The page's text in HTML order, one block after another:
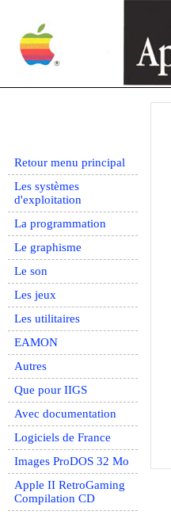
Retour menu principal
Les systèmes
d'exploitation
La programmation
Le graphisme
Le son
Les jeux
Les utilitaires
EAMON
Autres
Que pour IIGS
Avec documentation
Logiciels de France
Images ProDOS 32 Mo
Apple II RetroGaming
Compilation CD